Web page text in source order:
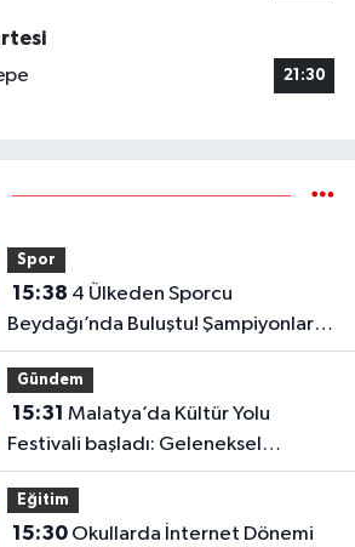
21:30
Spor
15:38
Beydağı’nda Buluştu! Şampiyonlar
Belli Oldu
Gündem
15:31
Festivali başladı: Geleneksel
sanatlar yeniden hayat buluyor
Eğitim
15:30Okullarda İnternet Dönemi